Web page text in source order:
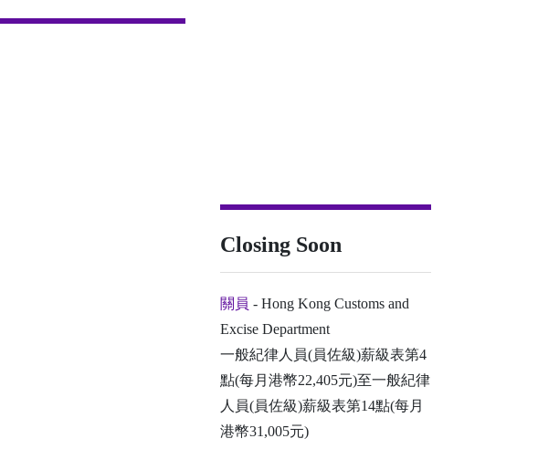
Closing Soon
關員 - Hong Kong Customs and
Excise Department
一般紀律人員(員佐級)薪級表第4
點(每月港幣22,405元)至一般紀律
人員(員佐級)薪級表第14點(每月
港幣31,005元)